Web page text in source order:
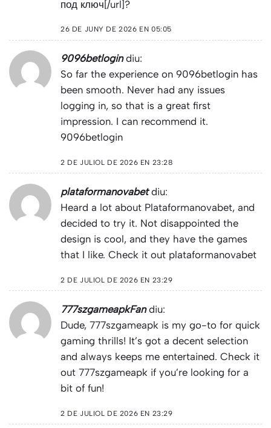
под ключ[/url]?
26 DE JUNY DE 2026 EN 05:05
9096betlogin diu:
So far the experience on 9096betlogin has
been smooth. Never had any issues
logging in, so that is a great first
impression. I can recommend it.
9096betlogin
2 DE JULIOL DE 2026 EN 23:28
plataformanovabet diu:
Heard a lot about Plataformanovabet, and
decided to try it. Not disappointed the
design is cool, and they have the games
that I like. Check it out plataformanovabet
2 DE JULIOL DE 2026 EN 23:29
777szgameapkFan diu:
Dude, 777szgameapk is my go-to for quick
gaming thrills! It’s got a decent selection
and always keeps me entertained. Check it
out 777szgameapk if you’re looking for a
bit of fun!
2 DE JULIOL DE 2026 EN 23:29